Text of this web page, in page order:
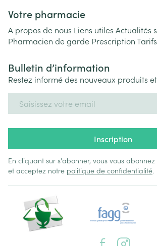
Votre pharmacie
A propos de nous Liens utiles Actualités
Pharmacien de garde Prescription
Bulletin d’information
Restez informé des nouveaux produits
Inscription
En cliquant sur s'abonner, vous vous
et acceptez notre politique de confidentialité.